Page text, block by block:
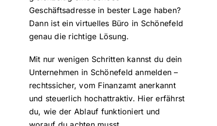
Geschäftsadresse in bester Lage haben?
Dann ist ein virtuelles Büro in Schönefeld
genau die richtige Lösung.
Mit nur wenigen Schritten kannst du dein
Unternehmen in Schönefeld anmelden –
rechtssicher, vom Finanzamt anerkannt
und steuerlich hochattraktiv. Hier erfährst
du, wie der Ablauf funktioniert und